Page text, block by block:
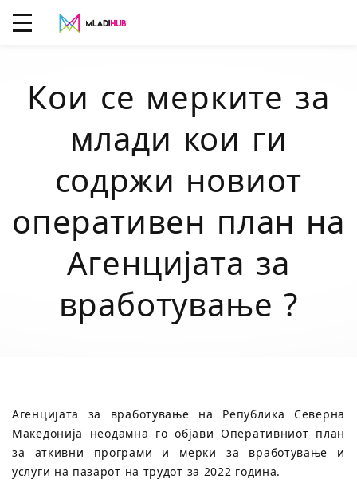
Кои се мерките за
млади кои ги
содржи новиот
оперативен план на
Агенцијата за
вработување ?
Агенцијата за вработување на Република Северна
Македонија неодамна го објави Оперативниот план
за аткивни програми и мерки за вработување и
услуги на пазарот на трудот за 2022 година.